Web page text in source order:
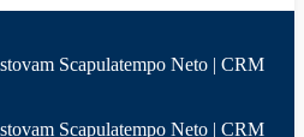
Scapulatempo Neto | CRM
Scapulatempo Neto | CRM